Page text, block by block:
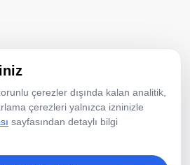
çerezler dışında kalan analitik,
çerezleri yalnızca izninizle
sayfasından detaylı bilgi